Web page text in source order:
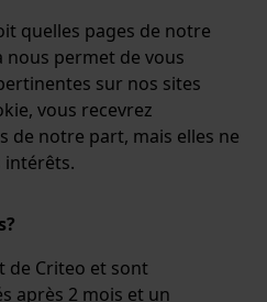
quelles pages de notre
nous permet de vous
sur nos sites
vous recevrez
de notre part, mais elles ne
intérêts.
de Criteo et sont
après 2 mois et un